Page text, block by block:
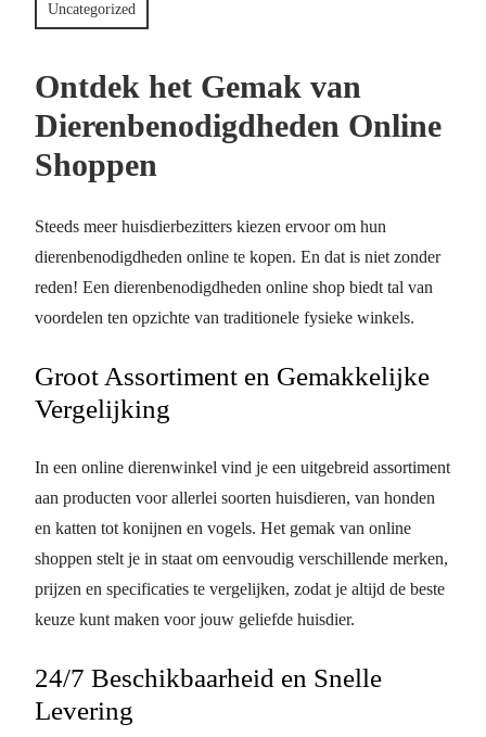
Uncategorized
Ontdek het Gemak van
Dierenbenodigdheden Online
Shoppen
Steeds meer huisdierbezitters kiezen ervoor om hun
dierenbenodigdheden online te kopen. En dat is niet zonder
reden! Een dierenbenodigdheden online shop biedt tal van
voordelen ten opzichte van traditionele fysieke winkels.
Groot Assortiment en Gemakkelijke
Vergelijking
In een online dierenwinkel vind je een uitgebreid assortiment
aan producten voor allerlei soorten huisdieren, van honden
en katten tot konijnen en vogels. Het gemak van online
shoppen stelt je in staat om eenvoudig verschillende merken,
prijzen en specificaties te vergelijken, zodat je altijd de beste
keuze kunt maken voor jouw geliefde huisdier.
24/7 Beschikbaarheid en Snelle
Levering